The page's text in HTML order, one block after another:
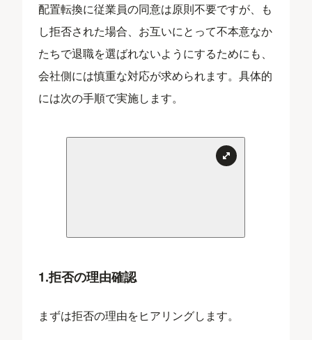
配置転換に従業員の同意は原則不要ですが、も
し拒否された場合、お互いにとって不本意なか
たちで退職を選ばれないようにするためにも、
会社側には慎重な対応が求められます。具体的
には次の手順で実施します。
1.拒否の理由確認
まずは拒否の理由をヒアリングします。